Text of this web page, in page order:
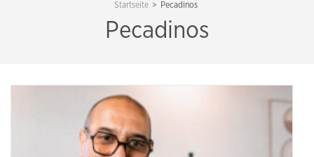
DEINER TASCHE
Startseite > Pecadinos
Pecadinos